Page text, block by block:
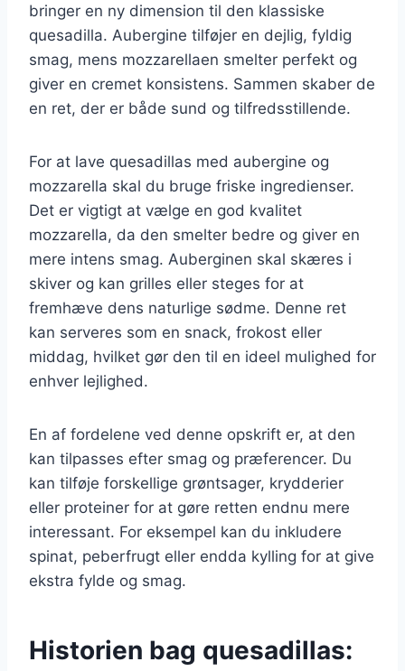
bringer en ny dimension til den klassiske
quesadilla. Aubergine tilføjer en dejlig, fyldig
smag, mens mozzarellaen smelter perfekt og
giver en cremet konsistens. Sammen skaber de
en ret, der er både sund og tilfredsstillende.
For at lave quesadillas med aubergine og
mozzarella skal du bruge friske ingredienser.
Det er vigtigt at vælge en god kvalitet
mozzarella, da den smelter bedre og giver en
mere intens smag. Auberginen skal skæres i
skiver og kan grilles eller steges for at
fremhæve dens naturlige sødme. Denne ret
kan serveres som en snack, frokost eller
middag, hvilket gør den til en ideel mulighed for
enhver lejlighed.
En af fordelene ved denne opskrift er, at den
kan tilpasses efter smag og præferencer. Du
kan tilføje forskellige grøntsager, krydderier
eller proteiner for at gøre retten endnu mere
interessant. For eksempel kan du inkludere
spinat, peberfrugt eller endda kylling for at give
ekstra fylde og smag.
Historien bag quesadillas: